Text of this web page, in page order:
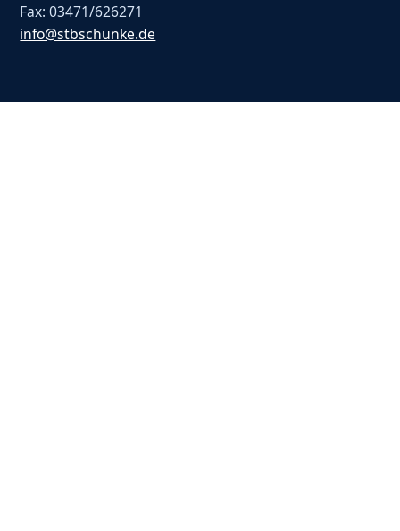
Fax: 03471/626271
info@stbschunke.de